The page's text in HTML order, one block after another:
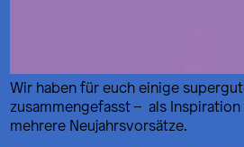
Wir haben für euch einige
zusammengefasst – als
mehrere Neujahrsvorsätze.